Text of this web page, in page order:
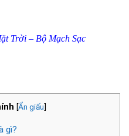
Trời – Bộ Mạch Sạc
[Ẩn giấu]
gì?